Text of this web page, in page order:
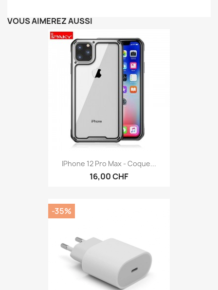
VOUS AIMEREZ AUSSI
IPhone 12 Pro Max - Coque...
16,00 CHF
-35%